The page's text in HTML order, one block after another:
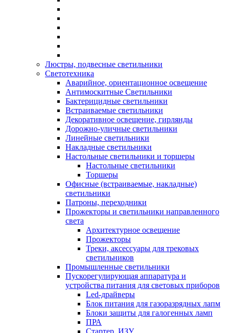
Люстры, подвесные светильники
Светотехника
Аварийное, ориентационное освещение
Антимоскитные Светильники
Бактерицидные светильники
Встраиваемые светильники
Декоративное освещение, гирлянды
Дорожно-уличные светильники
Линейные светильники
Накладные светильники
Настольные светильники и торшеры
Настольные светильники
Торшеры
Офисные (встраиваемые, накладные)
светильники
Патроны, переходники
Прожекторы и светильники направленного
света
Архитектурное освещение
Прожекторы
Треки, аксессуары для трековых
светильников
Промышленные светильники
Пускорегулирующая аппаратура и
устройства питания для световых приборов
Led-драйверы
Блок питания для газоразрядных лапм
Блоки защиты для галогенных ламп
ПРА
Стартер, ИЗУ